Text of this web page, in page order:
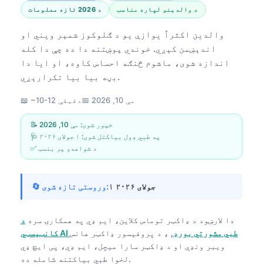
د 2026 تازه معلومات د والدینو لپاره مناسب
والدین اکثراً یوازې یو د ګلوکوز شمېر ویني او
اندېښمن کېږي. خوندي پوښتنه دا ده چې دا کله
اندازه شوی، ماشوم څنګه احساس کاوه، او ایا دا
بڼه بیا بیا تکرارېږي.
📖 ~10-12 دقیقې📅 مې 10, 2026
📝 خپور شوی: مې 10, 2026
🩺 په طبي ډول بیاکتل شوی: ۱ جولای ۲۰۲۶
✅ د شواهدو پر بنسټ
🔄 وروستی تازه شوی: ۱ جولای ۲۰۲۶
دا لارښود د ډاکټر توماس کلاین، ایم ډي په همکارۍ سره د
کانټیسټي AI طبي مشورتي بورډ, ، د پروفیسور ډاکټر هانس
ویبر ونډې او د ډاکټر سارا میچل، ایم ډي، پی ایچ ډي
لخوا طبي بیاکتنه شامله ده.